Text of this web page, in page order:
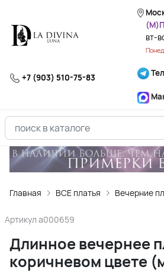
вт-
+7 (903) 510-75-83
Главная ВСЕ платья Вечерние
Артикул a000659
Длинное вечернее
коричневом цвете